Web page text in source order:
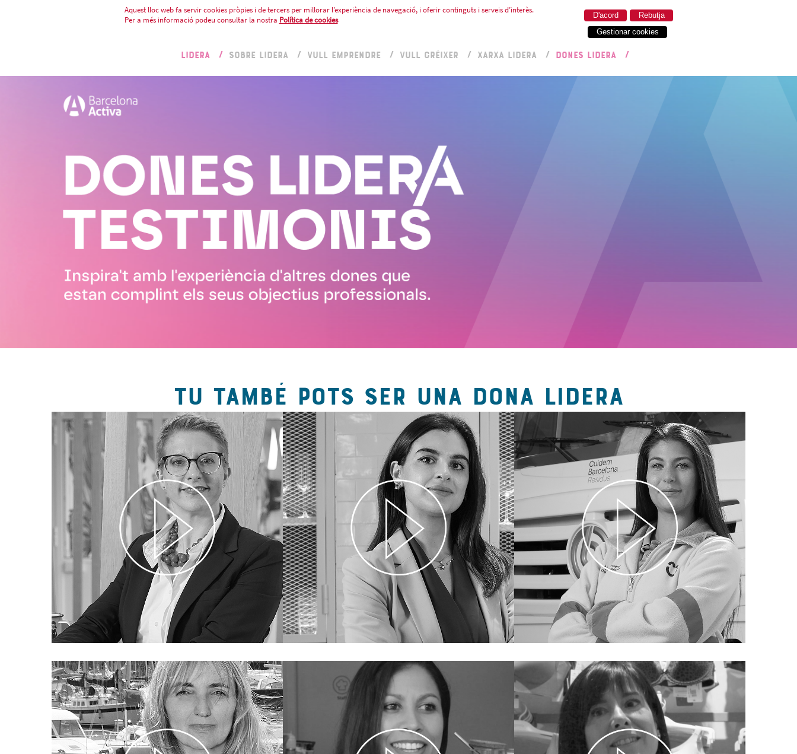
Aquest lloc web fa servir cookies pròpies i de tercers per millorar l’experiència de navegació, i oferir continguts i serveis d’interès.
Per a més informació podeu consultar la nostra Política de cookies Rebutja
D'acord
Gestionar cookies
LIDERA SOBRE LIDERA VULL EMPRENDRE VULL CRÉIXER XARXA LIDERA DONES LIDERA
TU TAMBÉ POTS SER UNA DONA LIDERA